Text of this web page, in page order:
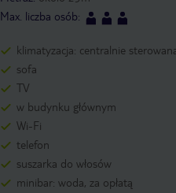
Max. liczba osób:
klimatyzacja: centralnie
sofa
TV
w budynku głównym
Wi-Fi
telefon
suszarka do włosów
minibar: woda, za opłatą